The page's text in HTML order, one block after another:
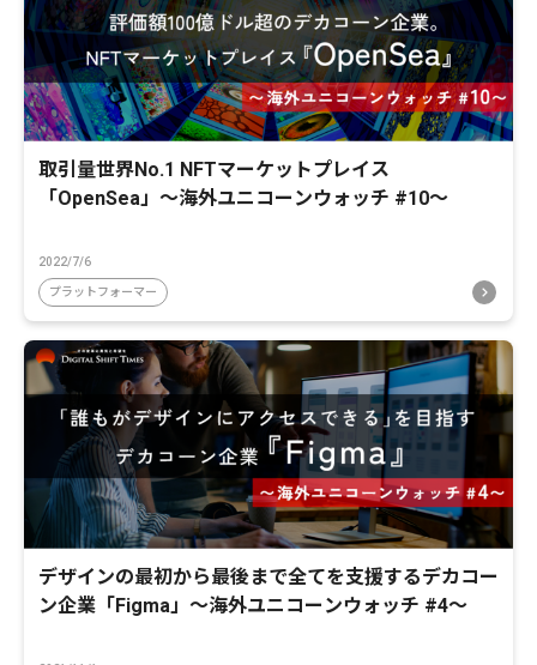
取引量世界No.1 NFTマーケットプレイス
「OpenSea」〜海外ユニコーンウォッチ #10〜
2022/7/6
プラットフォーマー
デザインの最初から最後まで全てを支援するデカコー
ン企業「Figma」〜海外ユニコーンウォッチ #4〜